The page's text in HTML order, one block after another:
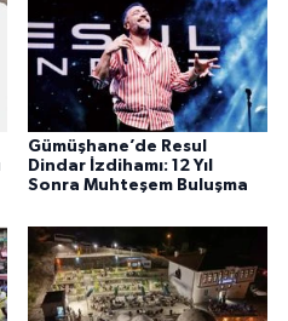
Gümüşhane’de Resul
Dindar İzdihamı: 12 Yıl
Sonra Muhteşem Buluşma